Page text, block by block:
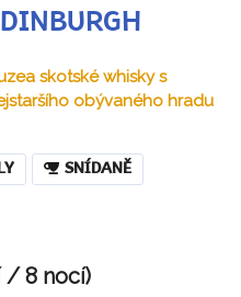
skotské whisky s
obývaného hradu
SNÍDANĚ
/ 8 nocí)